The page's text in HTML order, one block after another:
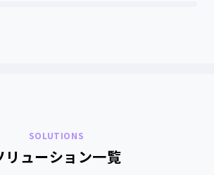
SOLUTIONS
リューション一覧